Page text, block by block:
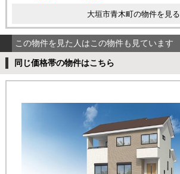
大垣市青木町の物件を見る
この物件を見た人はこの物件も見ています
同じ価格帯の物件はこちら